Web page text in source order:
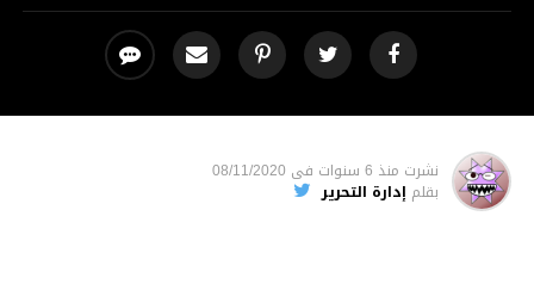
نشرت منذ 6 سنوات فى 08/11/2020
بقلم إدارة التحرير